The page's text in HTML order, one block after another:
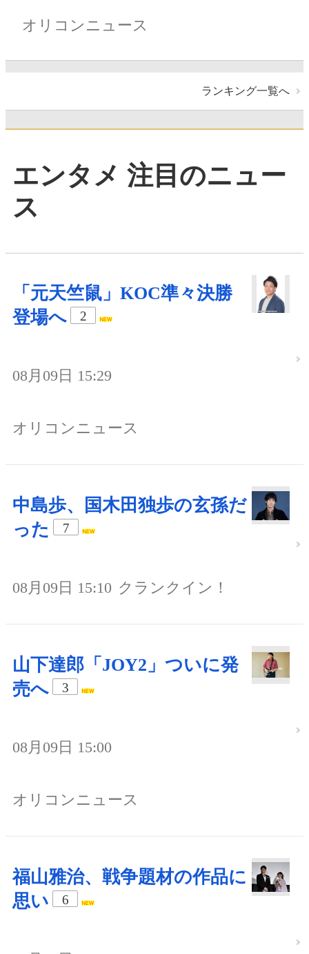
オリコンニュース
ランキング一覧へ
エンタメ 注目のニュー
ス
「元天竺鼠」KOC準々決勝
登場へ
2
08月09日 15:29
オリコンニュース
中島歩、国木田独歩の玄孫だ
った
7
08月09日 15:10 クランクイン！
山下達郎「JOY2」ついに発
売へ
3
08月09日 15:00
オリコンニュース
福山雅治、戦争題材の作品に
思い
6